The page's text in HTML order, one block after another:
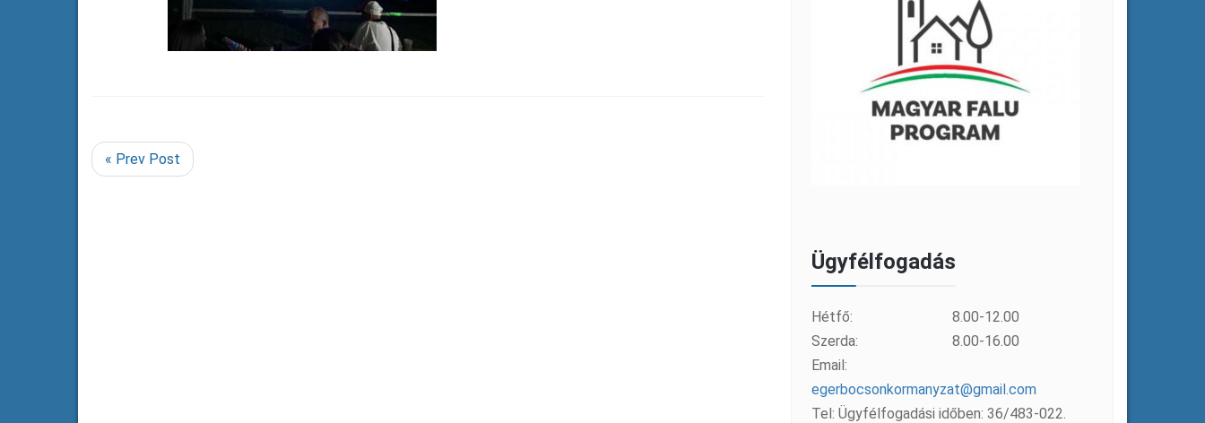
« Prev Post
Ügyfélfogadás
Hétfő:
8.00-12.00
Szerda:
8.00-16.00
Email:
egerbocsonkormanyzat@gmail.com
Tel: Ügyfélfogadási időben: 36/483-022.